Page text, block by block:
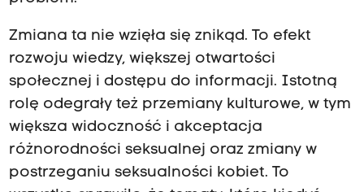
Zmiana ta nie wzięła się znikąd. To efekt
rozwoju wiedzy, większej otwartości
społecznej i dostępu do informacji. Istotną
rolę odegrały też przemiany kulturowe, w tym
większa widoczność i akceptacja
różnorodności seksualnej oraz zmiany w
postrzeganiu seksualności kobiet. To